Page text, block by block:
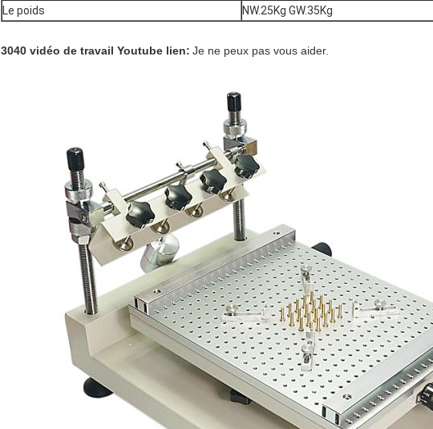
Le poids
NW.25Kg GW.35Kg
3040 vidéo de travail Youtube lien: Je ne peux pas vous aider.